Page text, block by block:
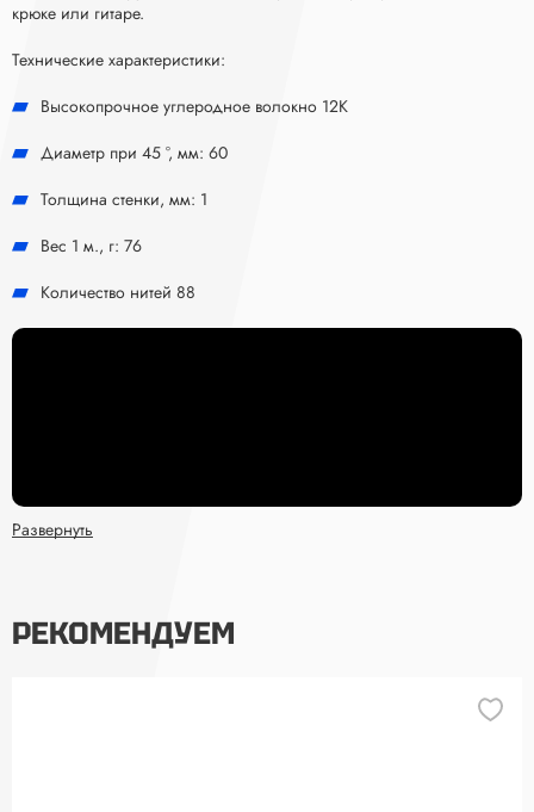
крюке или гитаре.
Технические характеристики:
Высокопрочное углеродное волокно 12K
Диаметр при 45 °, мм: 60
Толщина стенки, мм: 1
Вес 1 м., г: 76
Количество нитей 88
Развернуть
РЕКОМЕНДУЕМ